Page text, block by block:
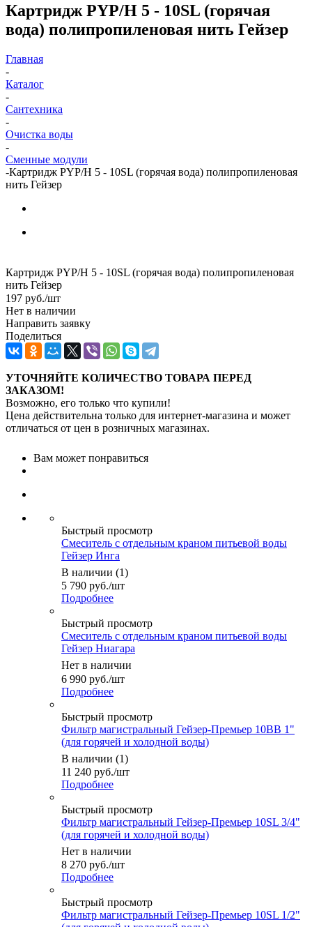
Картридж PYP/H 5 - 10SL (горячая
вода) полипропиленовая нить Гейзер
Главная
-
Каталог
-
Сантехника
-
Очистка воды
-
Сменные модули
-Картридж PYP/H 5 - 10SL (горячая вода) полипропиленовая
нить Гейзер
Картридж PYP/H 5 - 10SL (горячая вода) полипропиленовая
нить Гейзер
197 руб./шт
Нет в наличии
Направить заявку
Поделиться
УТОЧНЯЙТЕ КОЛИЧЕСТВО ТОВАРА ПЕРЕД
ЗАКАЗОМ!
Возможно, его только что купили!
Цена действительна только для интернет-магазина и может
отличаться от цен в розничных магазинах.
Вам может понравиться
Быстрый просмотр
Смеситель с отдельным краном питьевой воды
Гейзер Инга
В наличии (1)
5 790 руб./шт
Подробнее
Быстрый просмотр
Смеситель с отдельным краном питьевой воды
Гейзер Ниагара
Нет в наличии
6 990 руб./шт
Подробнее
Быстрый просмотр
Фильтр магистральный Гейзер-Премьер 10BB 1"
(для горячей и холодной воды)
В наличии (1)
11 240 руб./шт
Подробнее
Быстрый просмотр
Фильтр магистральный Гейзер-Премьер 10SL 3/4"
(для горячей и холодной воды)
Нет в наличии
8 270 руб./шт
Подробнее
Быстрый просмотр
Фильтр магистральный Гейзер-Премьер 10SL 1/2"